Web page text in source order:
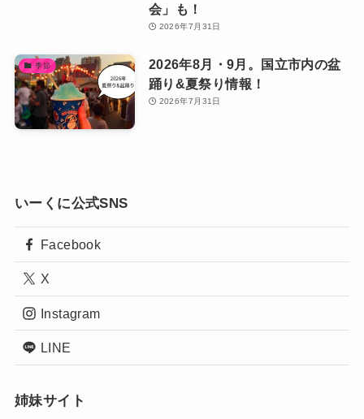
会」も！
2026年7月31日
季節
2026年8月・9月。国立市内の盆
踊り&夏祭り情報！
2026年7月31日
いーくに公式SNS
Facebook
X
Instagram
LINE
姉妹サイト